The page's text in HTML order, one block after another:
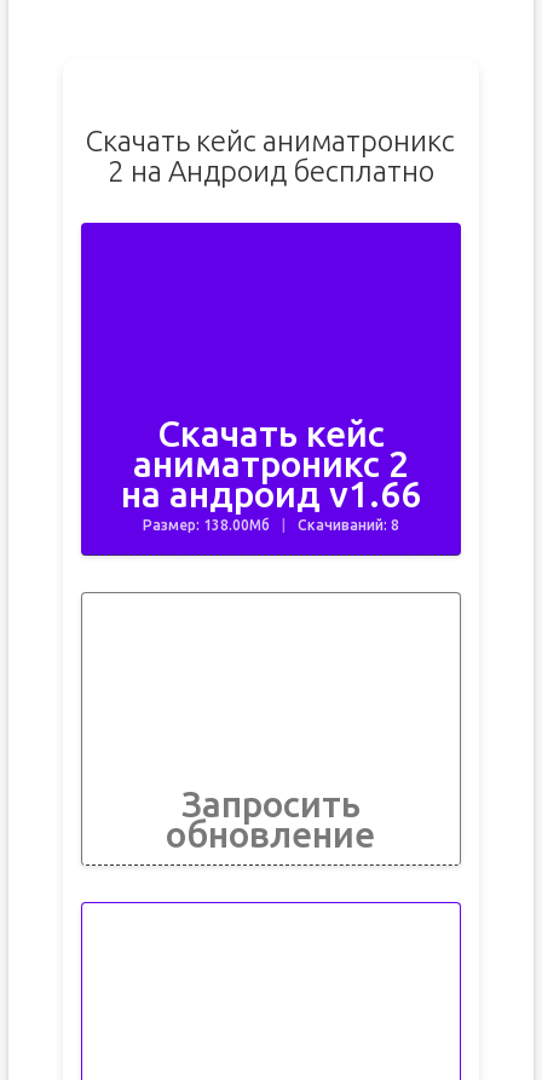
Скачать кейс аниматроникс
2 на Андроид бесплатно
Скачать кейс
аниматроникс 2
на андроид v1.66
Размер: 138.00Мб Скачиваний: 8
Запросить
обновление